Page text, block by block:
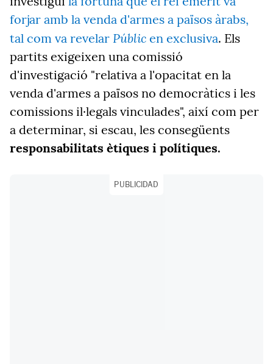
forjar amb la venda d'armes a països àrabs,
tal com va revelar Públic en exclusiva. Els
partits exigeixen una comissió
d'investigació "relativa a l'opacitat en la
venda d'armes a països no democràtics i les
comissions il·legals vinculades", així com per
a determinar, si escau, les consegüents
responsabilitats ètiques i polítiques.
PUBLICIDAD